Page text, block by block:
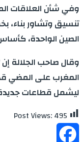
وفي شأن العلاقات
تنسيق وتشاور بناء،
الصين الواحدة،
وقال صاحب الجلالة
ليشمل قطاعات جديدة
Post Views:495